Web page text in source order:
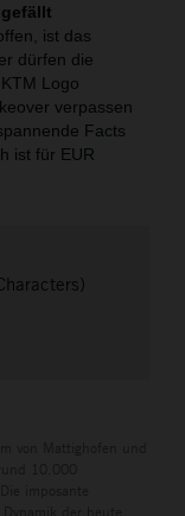
ist das
dürfen die
Logo
verpassen
Facts
ist für EUR